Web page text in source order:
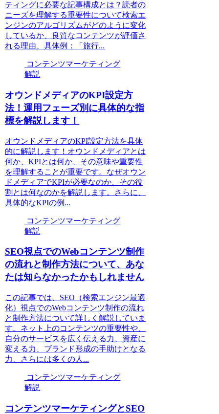
ティングに必要な記事構成とは？読者の
ニーズを理解する重要性について検索エ
ンジンのアルゴリズムがどのように変化
しているか、良質なコンテンツが評価さ
れる理由、具体例：「旅行...
コンテンツマーケティング
解説
オウンドメディアのKPI設定方
法！運用フェーズ別に具体的な指
標を解説します！
オウンドメディアのKPI設定方法を具体
的に解説します！オウンドメディアとは
何か、KPIとは何か、その意味や重要性
を理解することが重要です。なぜオウン
ドメディアでKPIが必要なのか、その役
割とは何なのかを解説します。さらに、
具体的なKPIの例...
コンテンツマーケティング
解説
SEO視点でのWebコンテンツ制作
の流れと制作方法について、あな
たは知らなかったかもしれません
この記事では、SEO（検索エンジン最適
化）視点でのWebコンテンツ制作の流れ
と制作方法について詳しく解説していま
す。ネット上のコンテンツの重要性や、
自分のサービスを広く伝える力、資産に
変える力、ブランド形成の手助けとなる
力、さらには多くの人...
コンテンツマーケティング
解説
コンテンツマーケティングとSEO